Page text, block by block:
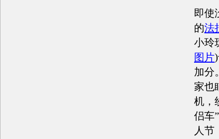
即使
的法
小玲
图片
加分
家也
机，
侣车
人节